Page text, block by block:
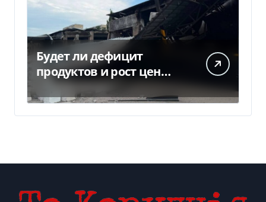
Будет ли дефицит
продуктов и рост цен
после российских ударов
по складам